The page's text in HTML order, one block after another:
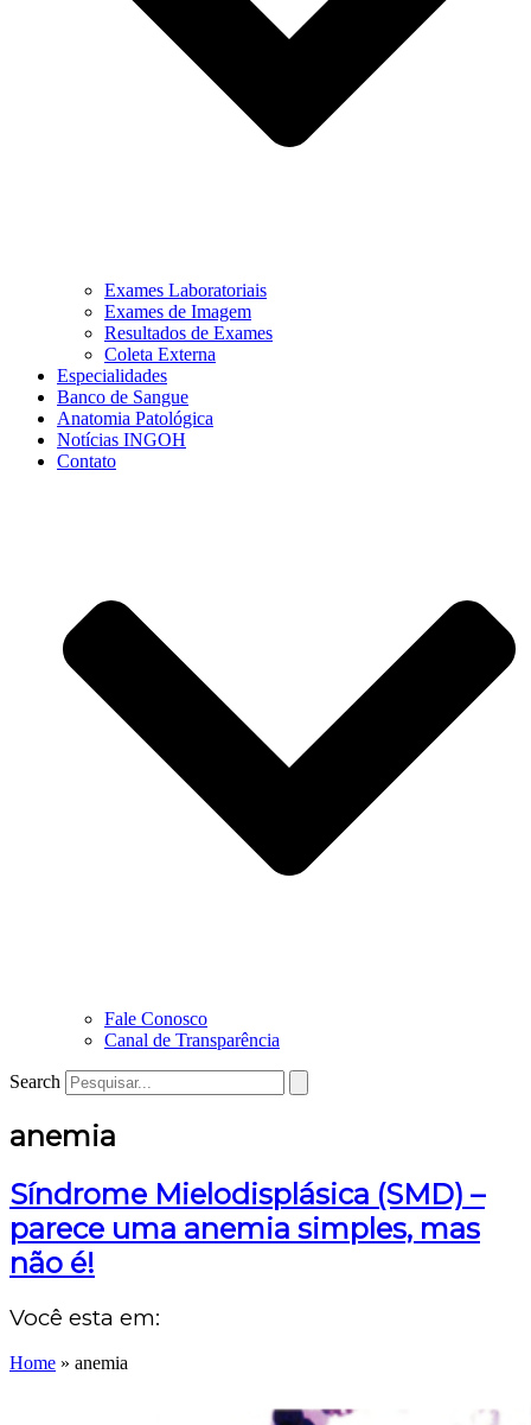
Exames Laboratoriais
Exames de Imagem
Resultados de Exames
Coleta Externa
Especialidades
Banco de Sangue
Anatomia Patológica
Notícias INGOH
Contato
Fale Conosco
Canal de Transparência
Search
anemia
Síndrome Mielodisplásica (SMD) –
parece uma anemia simples, mas
não é!
Você esta em:
Home » anemia